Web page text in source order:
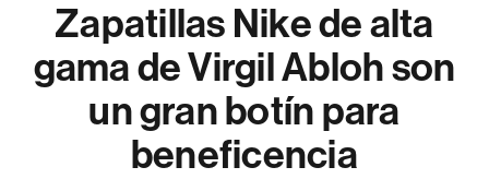
Zapatillas Nike de alta
gama de Virgil Abloh son
un gran botín para
beneficencia